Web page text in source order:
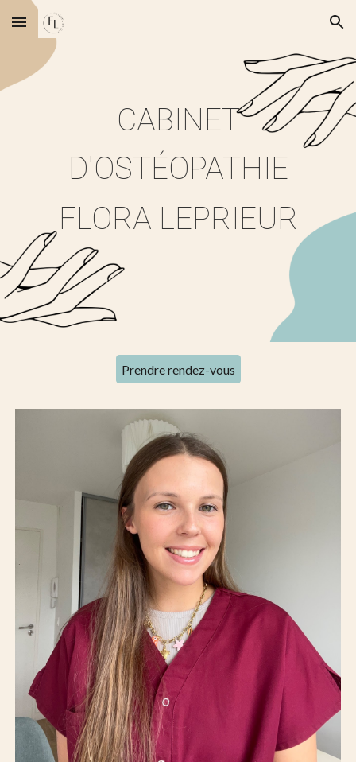
Skip to main content Skip to navigation
CABINET
D'OSTÉOPATHIE
FLORA LEPRIEUR
Prendre rendez-vous